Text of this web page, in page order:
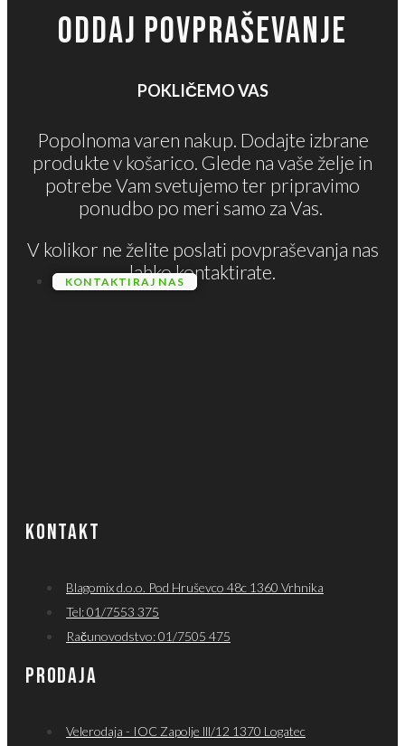
ODDAJ POVPRAŠEVANJE
POKLIČEMO VAS
Popolnoma varen nakup. Dodajte izbrane
produkte v košarico. Glede na vaše želje in
potrebe Vam svetujemo ter pripravimo
ponudbo po meri samo za Vas.
V kolikor ne želite poslati povpraševanja nas
lahko kontaktirate.
KONTAKTIRAJ NAS
KONTAKT
Blagomix d.o.o. Pod Hruševco 48c 1360 Vrhnika
Tel: 01/7553 375
Računovodstvo: 01/7505 475
PRODAJA
Velerodaja - IOC Zapolje lll/12 1370 Logatec